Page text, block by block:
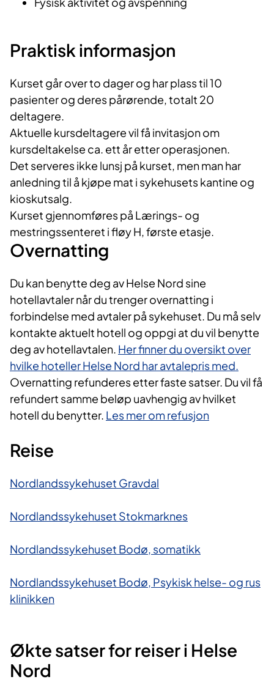
Praktisk informasjon
Kurset går over to dager og har plass til 10
pasienter og deres pårørende, totalt 20
deltagere.
Aktuelle kursdeltagere vil få invitasjon om
kursdeltakelse ca. ett år etter operasjonen.
Det serveres ikke lunsj på kurset, men man har
anledning til å kjøpe mat i sykehusets kantine og
kioskutsalg.
Kurset gjennomføres på Lærings- og
mestringssenteret i fløy H, første etasje.
Overnatting
Du kan benytte deg av Helse Nord sine
hotellavtaler når du trenger overnatting i
forbindelse med avtaler på sykehuset. Du må selv
kontakte aktuelt hotell og oppgi at du vil benytte
deg av hotellavtalen. Her finner du oversikt over
hvilke hoteller Helse Nord har avtalepris med.
Overnatting refunderes etter faste satser. Du vil få
refundert samme beløp uavhengig av hvilket
hotell du benytter. Les mer om refusjon
Reise
Nordlandssykehuset Gravdal
Nordlandssykehuset Stokmarknes
Nordlandssykehuset Bodø, somatikk
Nordlandssykehuset Bodø, Psykisk helse- og rus​
klinikken
Økte satser for reiser i Helse
Nord